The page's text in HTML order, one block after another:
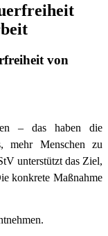
von
– das haben die
mehr Menschen zu
unterstützt das Ziel,
konkrete Maßnahme